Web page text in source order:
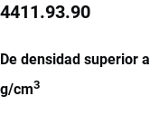
4411.93.90
De densidad superior
g/cm3